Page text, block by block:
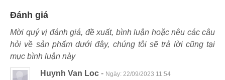
Đánh giá
Mời quý vị đánh giá, đề xuất, bình luận hoặc nêu các câu
hỏi về sản phẩm dưới đây, chúng tôi sẽ trả lời cũng tại
mục bình luận này
Huynh Van Loc - Ngày: 22/09/2023 11:54